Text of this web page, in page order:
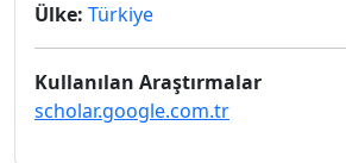
Ülke: Türkiye
Kullanılan Araştırmalar
scholar.google.com.tr